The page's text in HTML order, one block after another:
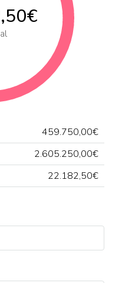
459.750,00€
2.605.250,00€
22.182,50€